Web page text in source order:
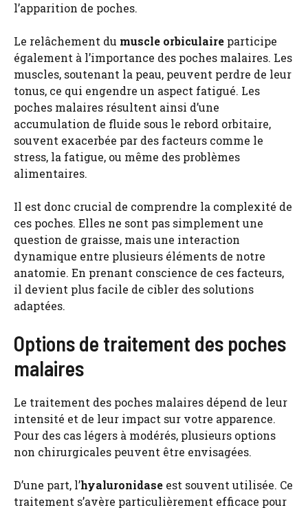
l’apparition de poches.
Le relâchement du muscle orbiculaire participe
également à l’importance des poches malaires. Les
muscles, soutenant la peau, peuvent perdre de leur
tonus, ce qui engendre un aspect fatigué. Les
poches malaires résultent ainsi d’une
accumulation de fluide sous le rebord orbitaire,
souvent exacerbée par des facteurs comme le
stress, la fatigue, ou même des problèmes
alimentaires.
Il est donc crucial de comprendre la complexité de
ces poches. Elles ne sont pas simplement une
question de graisse, mais une interaction
dynamique entre plusieurs éléments de notre
anatomie. En prenant conscience de ces facteurs,
il devient plus facile de cibler des solutions
adaptées.
Options de traitement des poches
malaires
Le traitement des poches malaires dépend de leur
intensité et de leur impact sur votre apparence.
Pour des cas légers à modérés, plusieurs options
non chirurgicales peuvent être envisagées.
D’une part, l’hyaluronidase est souvent utilisée. Ce
traitement s’avère particulièrement efficace pour